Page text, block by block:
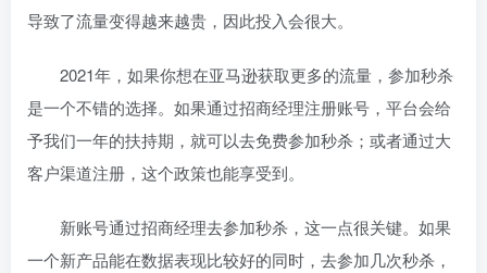
导致了流量变得越来越贵，因此投入会很大。
2021年，如果你想在亚马逊获取更多的流量，参加秒杀
是一个不错的选择。如果通过招商经理注册账号，平台会给
予我们一年的扶持期，就可以去免费参加秒杀；或者通过大
客户渠道注册，这个政策也能享受到。
新账号通过招商经理去参加秒杀，这一点很关键。如果
一个新产品能在数据表现比较好的同时，去参加几次秒杀，